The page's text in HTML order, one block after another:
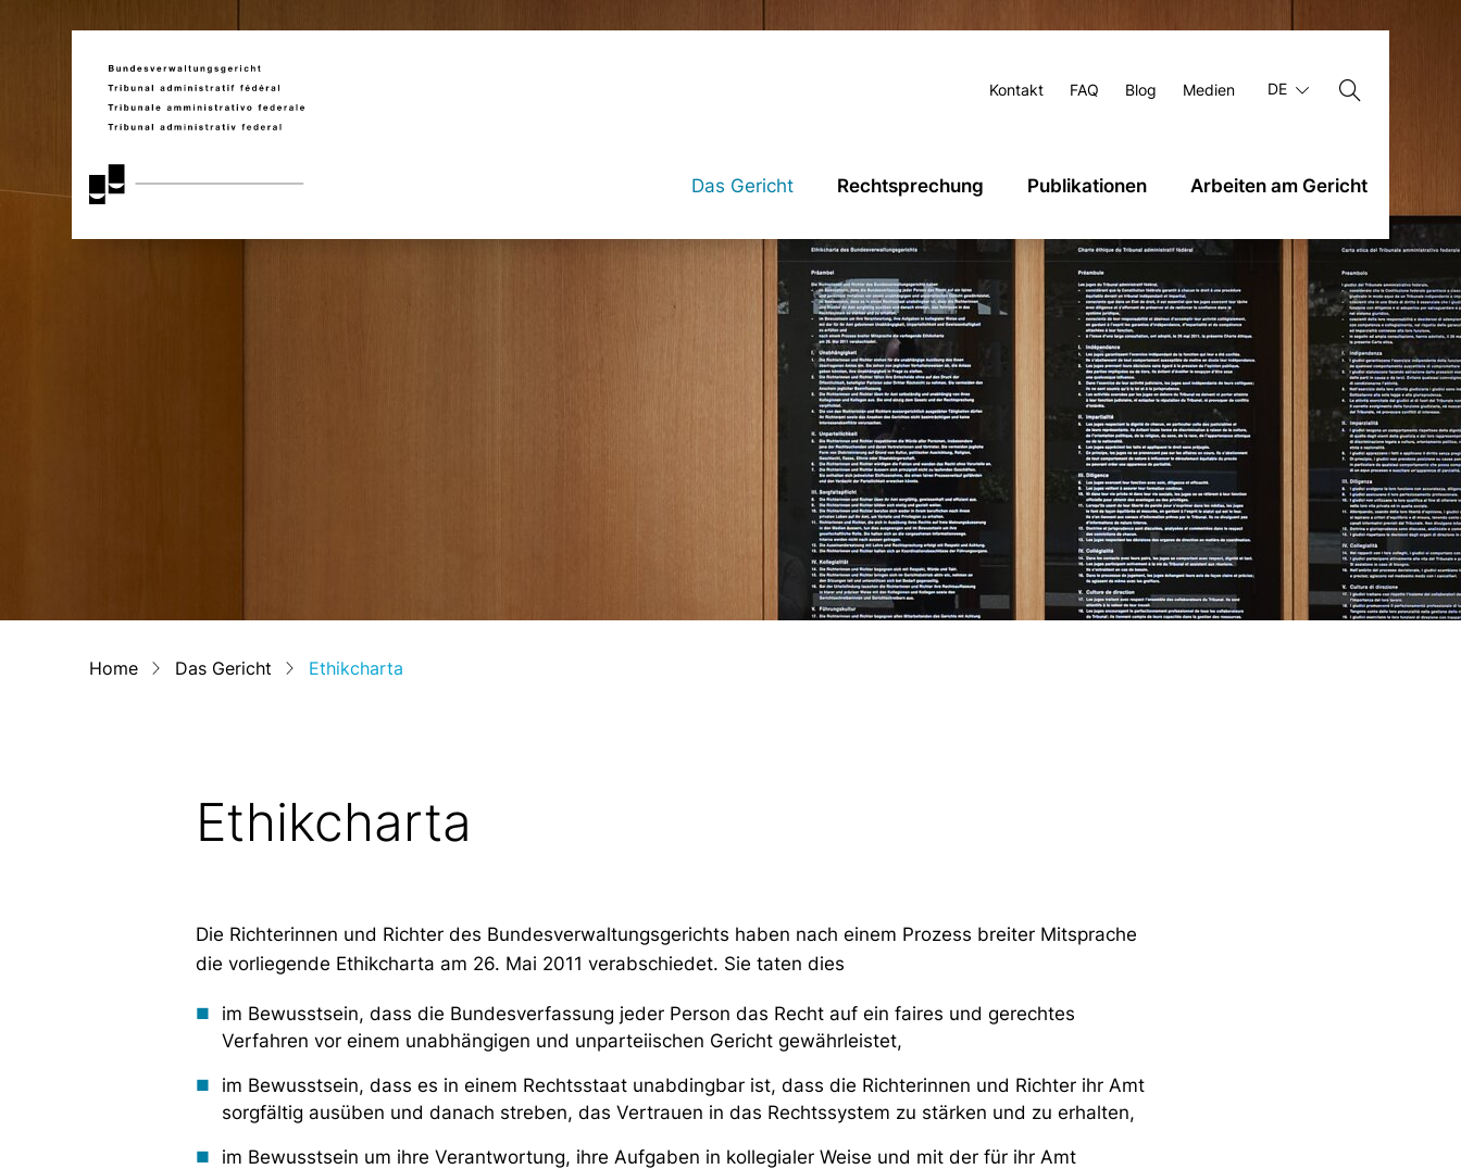
Kontakt FAQ Blog Medien DE
Das Gericht Rechtsprechung Publikationen Arbeiten am Gericht
Home Das Gericht Ethikcharta
Ethikcharta
Die Richterinnen und Richter des Bundesverwaltungsgerichts haben nach einem Prozess breiter Mitsprache
die vorliegende Ethikcharta am 26. Mai 2011 verabschiedet. Sie taten dies
im Bewusstsein, dass die Bundesverfassung jeder Person das Recht auf ein faires und gerechtes
Verfahren vor einem unabhängigen und unparteiischen Gericht gewährleistet,
im Bewusstsein, dass es in einem Rechtsstaat unabdingbar ist, dass die Richterinnen und Richter ihr Amt
sorgfältig ausüben und danach streben, das Vertrauen in das Rechtssystem zu stärken und zu erhalten,
im Bewusstsein um ihre Verantwortung, ihre Aufgaben in kollegialer Weise und mit der für ihr Amt